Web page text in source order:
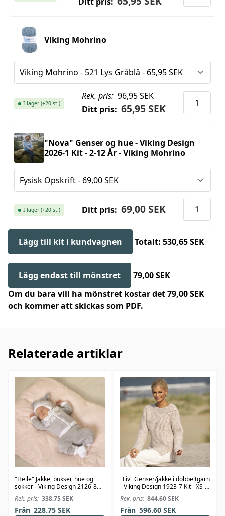
Viking Mohrino
Rek. pris: 96,95 SEK
Ditt pris: 65,95 SEK
I lager (+20 st.)
"Nova" Genser og hue - Viking Design
2026-1 Kit - 2-12 År - Viking Mohrino
Ditt pris: 69,00 SEK
I lager (+20 st.)
Lägg till kit i kundvagnen Totalt: 530,65 SEK
Lägg endast till mönstret
79,00 SEK
Om du bara vill ha mönstret kostar det 79,00 SEK
och kommer att skickas som PDF.
Relaterade artiklar
"Helle" Jakke, bukser, hue og
sokker - Viking Design 2126-8
Kit - 1-24 Mdr. - Viking Bambino
Rek. pris: 338.75SEK
Från 228.75SEK
"Liv" Genser/jakke i dobbeltgarn
- Viking Design 1923-7 Kit - XS-
XXL - Viking Alpaca Bris
Rek. pris: 844.60SEK
Från 596.60SEK